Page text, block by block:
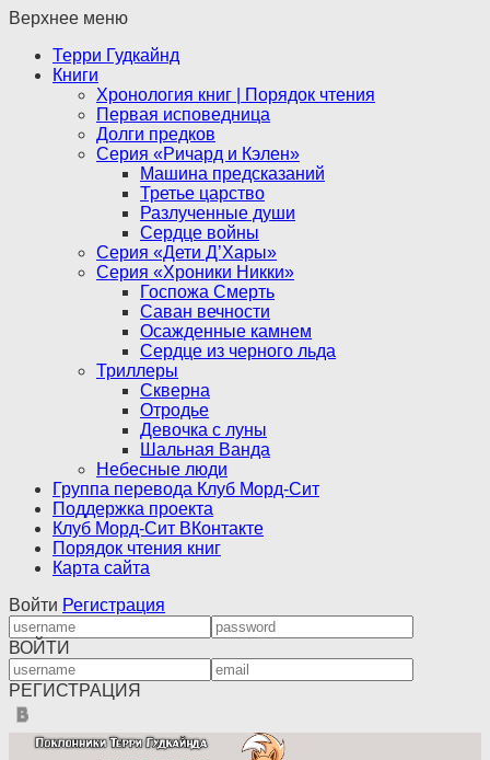
Верхнее меню
Терри Гудкайнд
Книги
Хронология книг | Порядок чтения
Первая исповедница
Долги предков
Серия «Ричард и Кэлен»
Машина предсказаний
Третье царство
Разлученные души
Сердце войны
Серия «Дети Д’Хары»
Серия «Хроники Никки»
Госпожа Смерть
Саван вечности
Осажденные камнем
Сердце из черного льда
Триллеры
Скверна
Отродье
Девочка с луны
Шальная Ванда
Небесные люди
Группа перевода Клуб Морд-Сит
Поддержка проекта
Клуб Морд-Сит ВКонтакте
Порядок чтения книг
Карта сайта
Войти Регистрация
ВОЙТИ
РЕГИСТРАЦИЯ